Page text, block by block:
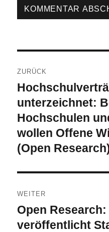
ZURÜCK
Vorheriger
Beitrag:
unterzeichnet:
Hochschulen
wollen Offene
(Open
WEITER
Nächster
Beitrag:
Open Research:
veröffentlicht